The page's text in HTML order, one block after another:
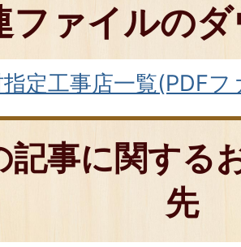
ファイルの
定工事店一覧(PDF
記事に関する
先